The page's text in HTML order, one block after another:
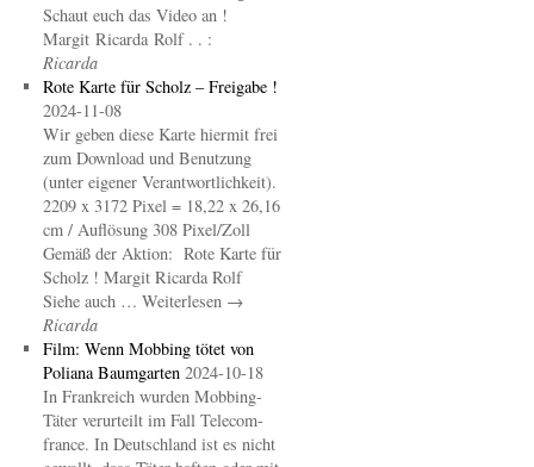
Schaut euch das Video an !
Margit Ricarda Rolf . . :
Ricarda
Rote Karte für Scholz – Freigabe !
2024-11-08
Wir geben diese Karte hiermit frei
zum Download und Benutzung
(unter eigener Verantwortlichkeit).
2209 x 3172 Pixel = 18,22 x 26,16
cm / Auflösung 308 Pixel/Zoll
Gemäß der Aktion: Rote Karte für
Scholz ! Margit Ricarda Rolf
Siehe auch … Weiterlesen →
Ricarda
Film: Wenn Mobbing tötet von
Poliana Baumgarten 2024-10-18
In Frankreich wurden Mobbing-
Täter verurteilt im Fall Telecom-
france. In Deutschland ist es nicht